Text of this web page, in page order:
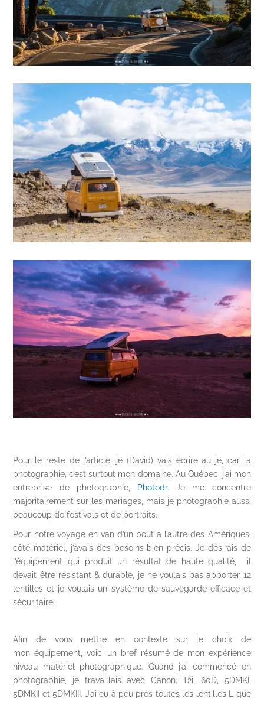
Pour le reste de l’article, je (David) vais écrire au je, car la
photographie, c’est surtout mon domaine. Au Québec, j’ai mon
entreprise de photographie,
Photodr. Je me concentre
majoritairement sur les mariages, mais je photographie aussi
beaucoup de festivals et de portraits.
Pour notre voyage en van d’un bout à l’autre des Amériques,
côté matériel, j’avais des besoins bien précis. Je désirais de
l’équipement qui produit un résultat de haute qualité, il
devait être résistant & durable, je ne voulais pas apporter 12
lentilles et je voulais un système de sauvegarde efficace et
sécuritaire.
Afin de vous mettre en contexte sur le choix de
mon équipement, voici un bref résumé de mon expérience
niveau matériel photographique. Quand j’ai commencé en
photographie, je travaillais avec Canon. T2i, 60D, 5DMKI,
5DMKII et 5DMKIII. J’ai eu à peu près toutes les lentilles L que